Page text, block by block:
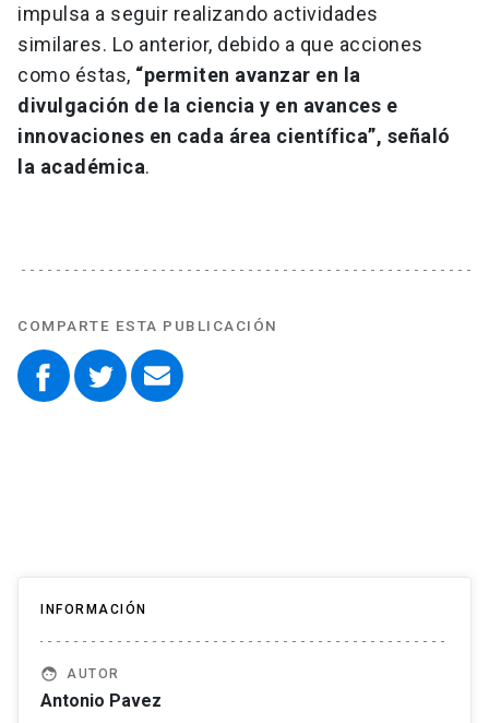
impulsa a seguir realizando actividades
similares. Lo anterior, debido a que acciones
como éstas, “permiten avanzar en la
divulgación de la ciencia y en avances e
innovaciones en cada área científica”, señaló
la académica.
COMPARTE ESTA PUBLICACIÓN
INFORMACIÓN
face AUTOR
Antonio Pavez